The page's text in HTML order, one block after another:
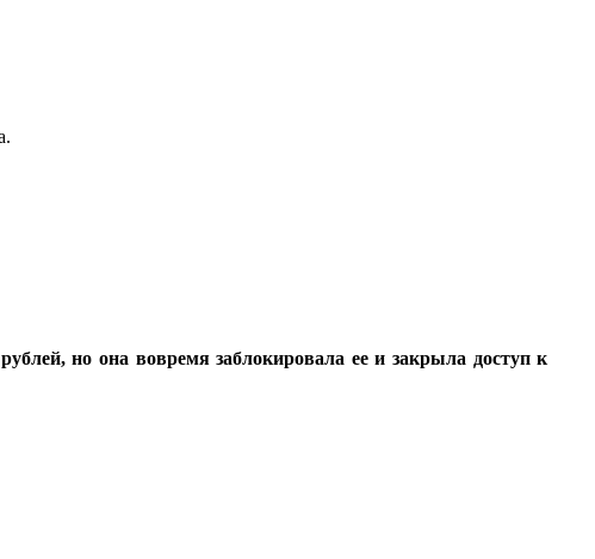
но она вовремя заблокировала ее и закрыла доступ к